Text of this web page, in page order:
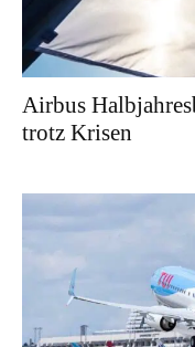
Airbus
trotz Krisen